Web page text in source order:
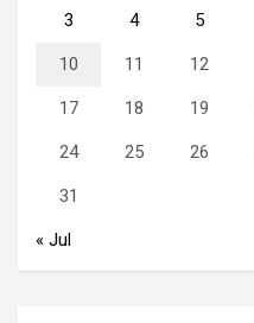
3 4 5
10 11 12
17 18 19
24 25 26
31
« Jul